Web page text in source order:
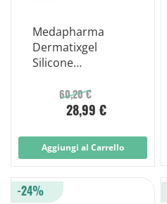
Medapharma
Dermatixgel
Silicone
60,20 €
28,99 €
Aggiungi al Carrello
-24%